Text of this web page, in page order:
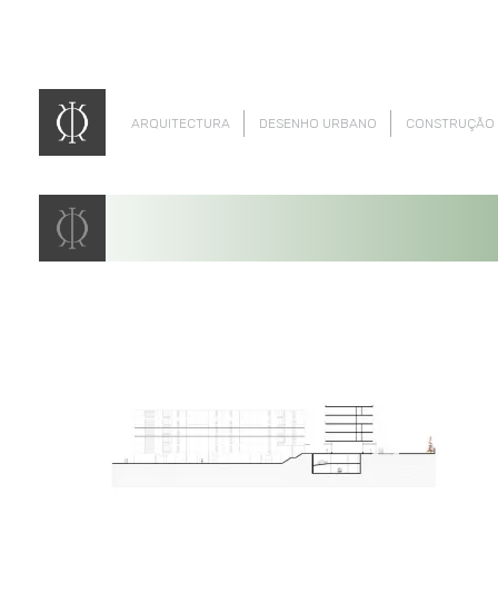
ARQUITECTURA DESENHO URBANO CONSTRUÇÃO